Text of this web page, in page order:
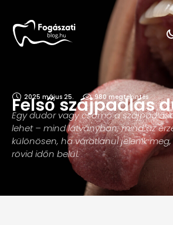
2025 május 25. 980 megtekintés
Felső szájpadlás
Egy dudor vagy csomó a
lehet – mind látványban, mind az
különösen, ha váratlanul jelenik
rövid időn belül.